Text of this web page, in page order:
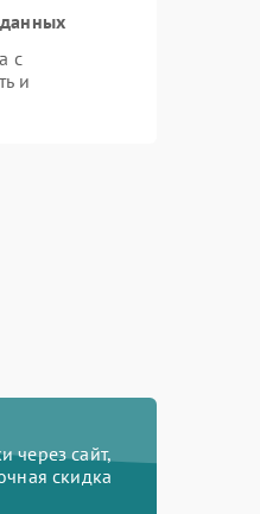
с
и
через сайт,
скидка